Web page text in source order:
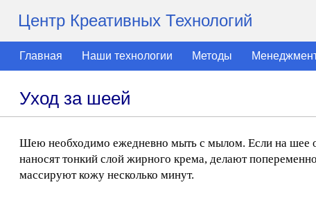
Центр Креативных Технологий
Главная Наши технологии Методы
Уход за шеей
Шею необходимо ежедневно мыть с мылом. Если на шее
наносят тонкий слой жирного крема, делают
массируют кожу несколько минут.